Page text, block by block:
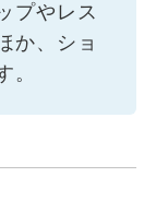
プやレス
か、ショ
。